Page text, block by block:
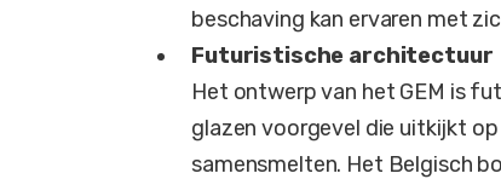
beschaving kan ervaren met
Futuristische architectuur
Het ontwerp van het GEM is
glazen voorgevel die uitkijkt
samensmelten. Het Belgisch